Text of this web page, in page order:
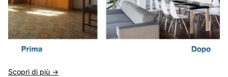
Scopri di più ->